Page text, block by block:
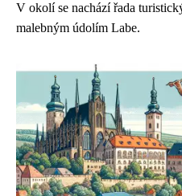
V okolí se nachází řada
malebným údolím Labe.